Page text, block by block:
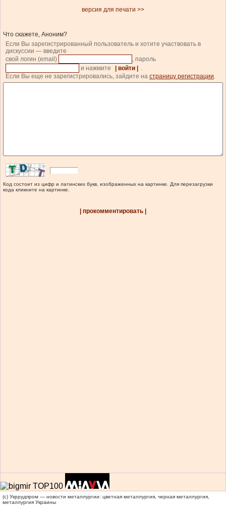
версия для печати >>
Что скажете, Аноним?
Если Вы зарегистрированный пользователь и хотите участвовать в
дискуссии — введите
свой логин (email)
, пароль
и нажмите
| войти |
.
Если Вы еще не зарегистрировались, зайдите на страницу регистрации.
Код состоит из цифр и латинских букв, изображенных на картинке. Для перезагрузки
кода кликните на картинке.
| прокомментировать |
(c) Укррудпром — новости металлургии: цветная металлургия, черная металлургия,
металлургия Украины